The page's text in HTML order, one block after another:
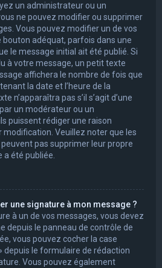
un administrateur ou un
ne pouvez modifier ou supprimer
Vous pouvez modifier un de vos
adéquat, parfois dans une
le message initial ait été publié. Si
à votre message, un petit texte
affichera le nombre de fois que
la date et l’heure de la
n’apparaîtra pas s’il s’agit d’une
un modérateur ou un
puissent rédiger une raison
Veuillez noter que les
pas supprimer leur propre
a été publiée.
une signature à mon message ?
à un de vos messages, vous devez
depuis le panneau de contrôle de
vous pouvez cocher la case
depuis le formulaire de rédaction
Vous pouvez également